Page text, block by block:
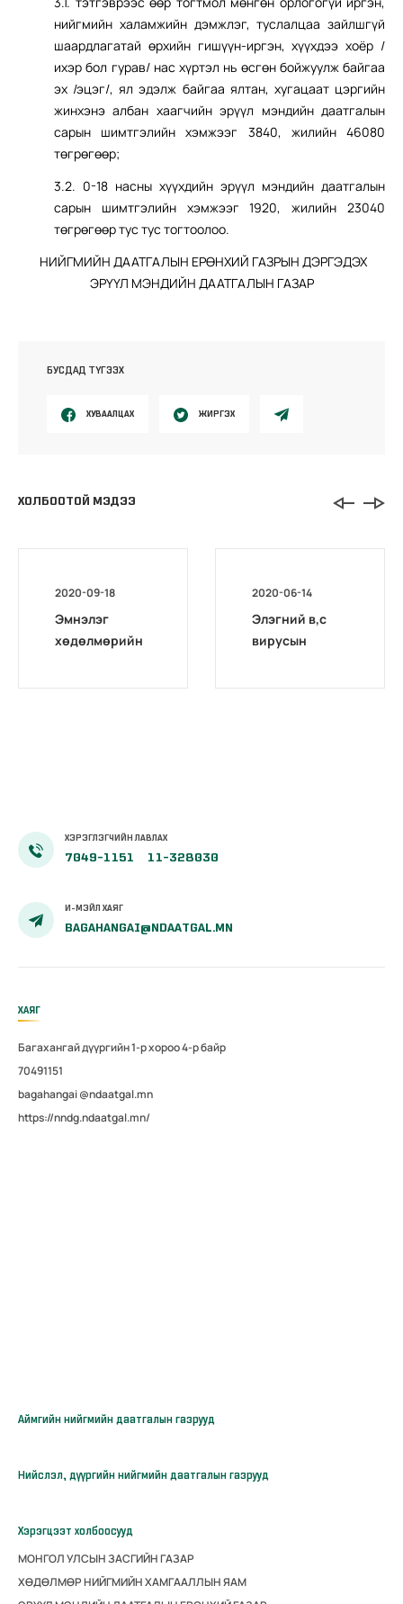
нийгмийн халамжийн дэмжлэг, туслалцаа зайлшгүй
шаардлагатай өрхийн гишүүн-иргэн, хүүхдээ хоёр /
ихэр бол гурав/ нас хүртэл нь өсгөн бойжуулж байгаа
эх /эцэг/, ял эдэлж байгаа ялтан, хугацаат цэргийн
жинхэнэ албан хаагчийн эрүүл мэндийн даатгалын
сарын шимтгэлийн хэмжээг 3840, жилийн 46080
төгрөгөөр;
3.2. 0-18 насны хүүхдийн эрүүл мэндийн даатгалын
сарын шимтгэлийн хэмжээг 1920, жилийн 23040
төгрөгөөр тус тус тогтоолоо.
НИЙГМИЙН ДААТГАЛЫН ЕРӨНХИЙ ГАЗРЫН ДЭРГЭДЭХ
ЭРҮҮЛ МЭНДИЙН ДААТГАЛЫН ГАЗАР
БУСДАД ТҮГЭЭХ
ХУВААЛЦАХ ЖИРГЭХ
ХОЛБООТОЙ МЭДЭЭ
2020-09-18
Эмнэлэг
хөдөлмөрийн
зохион
байгуулав
2020-06-14
Элэгний в,с
вирусын
ХЭРЭГЛЭГЧИЙН ЛАВЛАХ
7049-1151 11-328030
И-МЭЙЛ ХАЯГ
BAGAHANGAI@NDAATGAL.MN
ХАЯГ
Багахангай дүүргийн 1-р хороо 4-р байр
70491151
bagahangai @ndaatgal.mn
https://nndg.ndaatgal.mn/
Аймгийн нийгмийн даатгалын газрууд
Нийслэл, дүүргийн нийгмийн даатгалын газрууд
Хэрэгцээт холбоосууд
МОНГОЛ УЛСЫН ЗАСГИЙН ГАЗАР
ХӨДӨЛМӨР НИЙГМИЙН ХАМГААЛЛЫН ЯАМ